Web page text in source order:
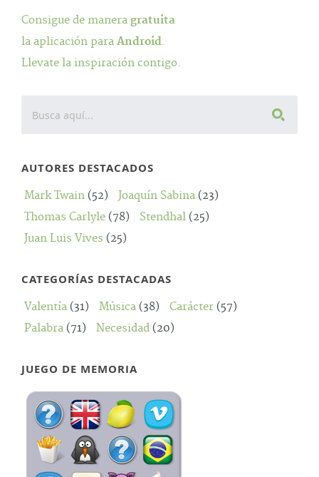
Consigue de manera gratuita
la aplicación para Android.
Llevate la inspiración contigo.
AUTORES DESTACADOS
Mark Twain (52) Joaquín Sabina (23)
Thomas Carlyle (78) Stendhal (25)
Juan Luis Vives (25)
CATEGORÍAS DESTACADAS
Valentía (31) Música (38) Carácter (57)
Palabra (71) Necesidad (20)
JUEGO DE MEMORIA